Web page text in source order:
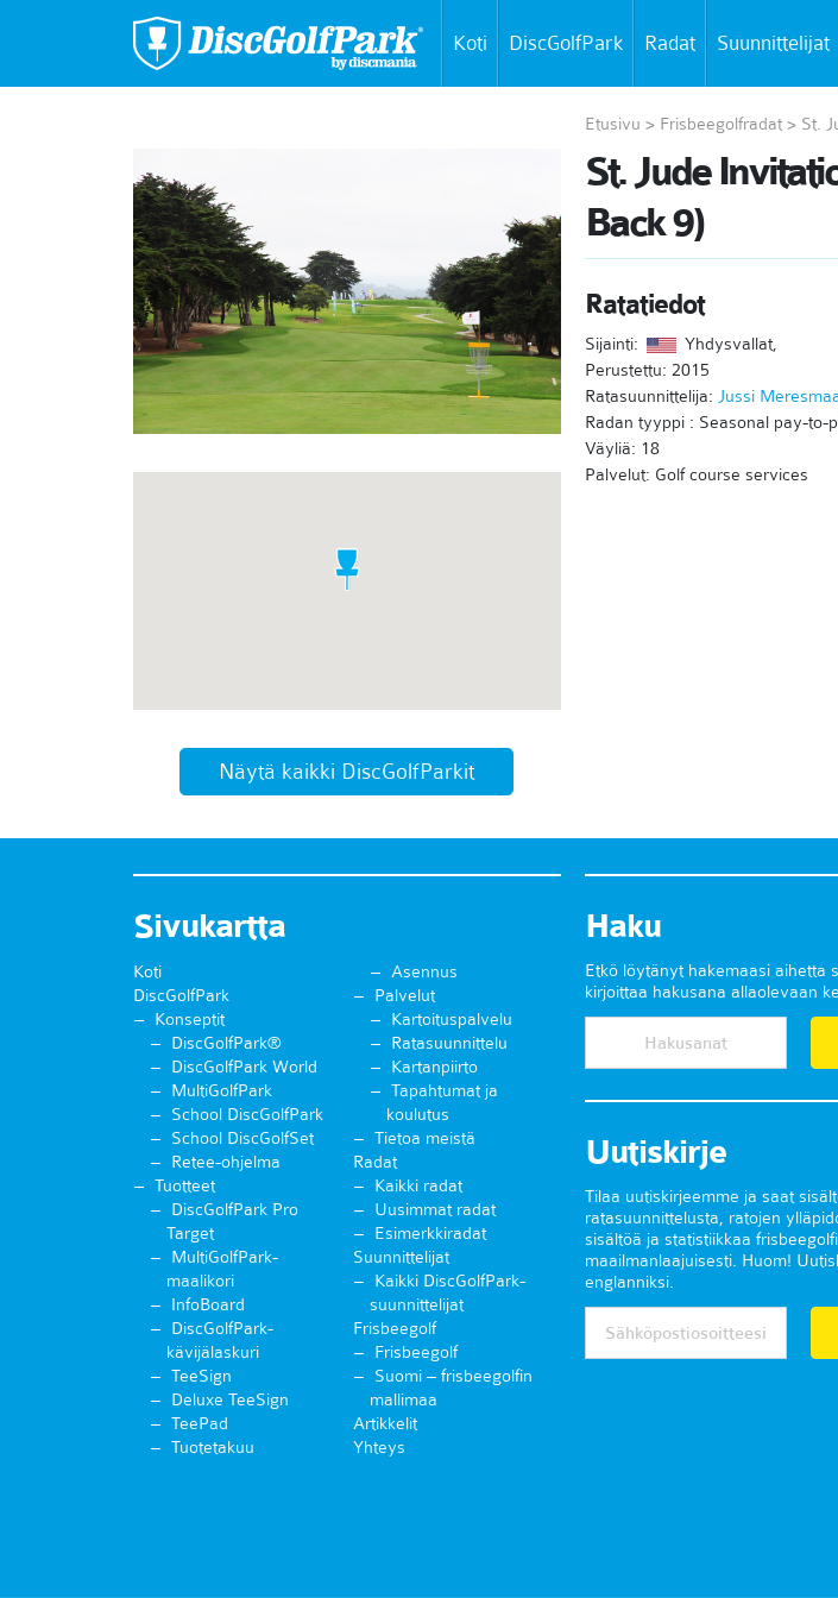
Koti DiscGolfPark Radat Suunnittelijat
Näytä kaikki DiscGolfParkit
Etusivu > Frisbeegolfradat> St.
St. Jude
Back 9)
Ratatiedot
Sijainti:
Yhdysvallat,
Perustettu: 2015
Ratasuunnittelija: Jussi
Radan tyyppi : Seasonal pay-to-
Väyliä: 18
Palvelut: Golf course services
Sivukartta
Koti
DiscGolfPark
Konseptit
DiscGolfPark®
DiscGolfPark World
MultiGolfPark
School DiscGolfPark
School DiscGolfSet
Retee-ohjelma
Tuotteet
DiscGolfPark Pro
Target
MultiGolfPark-
maalikori
InfoBoard
DiscGolfPark-
kävijälaskuri
TeeSign
Deluxe TeeSign
TeePad
Tuotetakuu
Asennus
Palvelut
Kartoituspalvelu
Ratasuunnittelu
Kartanpiirto
Tapahtumat ja
koulutus
Tietoa meistä
Radat
Kaikki radat
Uusimmat radat
Esimerkkiradat
Suunnittelijat
Kaikki DiscGolfPark-
suunnittelijat
Frisbeegolf
Frisbeegolf
Suomi – frisbeegolfin
mallimaa
Artikkelit
Yhteys
Haku
Etkö löytänyt hakemaasi aihetta
kirjoittaa hakusana allaolevaan
Uutiskirje
Tilaa uutiskirjeemme ja saat
ratasuunnittelusta, ratojen
sisältöä ja statistiikkaa
maailmanlaajuisesti. Huom!
englanniksi.